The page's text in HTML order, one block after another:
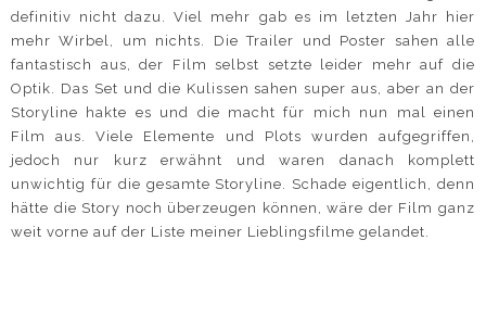
definitiv nicht dazu. Viel mehr gab es im letzten Jahr hier
mehr Wirbel, um nichts. Die Trailer und Poster sahen alle
fantastisch aus, der Film selbst setzte leider mehr auf die
Optik. Das Set und die Kulissen sahen super aus, aber an der
Storyline hakte es und die macht für mich nun mal einen
Film aus. Viele Elemente und Plots wurden aufgegriffen,
jedoch nur kurz erwähnt und waren danach komplett
unwichtig für die gesamte Storyline. Schade eigentlich, denn
hätte die Story noch überzeugen können, wäre der Film ganz
weit vorne auf der Liste meiner Lieblingsfilme gelandet.